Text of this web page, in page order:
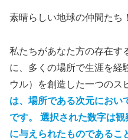
素晴らしい地球の仲間たち！
私たちがあなた方の存在す
に、多くの場所で生涯を経
ウル）を創造した一つのス
は、場所である次元におい
です。 選択された数字は
に与えられたものであるこ